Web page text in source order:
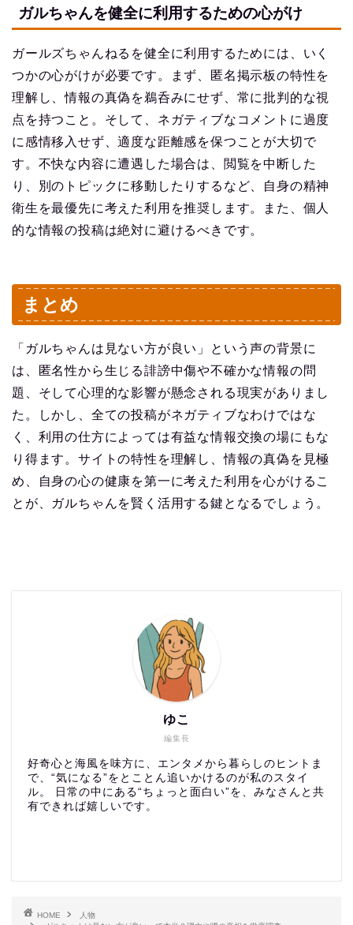
ガルちゃんを健全に利用するための心がけ
ガールズちゃんねるを健全に利用するためには、いく
つかの心がけが必要です。まず、匿名掲示板の特性を
理解し、情報の真偽を鵜呑みにせず、常に批判的な視
点を持つこと。そして、ネガティブなコメントに過度
に感情移入せず、適度な距離感を保つことが大切で
す。不快な内容に遭遇した場合は、閲覧を中断した
り、別のトピックに移動したりするなど、自身の精神
衛生を最優先に考えた利用を推奨します。また、個人
的な情報の投稿は絶対に避けるべきです。
まとめ
「ガルちゃんは見ない方が良い」という声の背景に
は、匿名性から生じる誹謗中傷や不確かな情報の問
題、そして心理的な影響が懸念される現実がありまし
た。しかし、全ての投稿がネガティブなわけではな
く、利用の仕方によっては有益な情報交換の場にもな
り得ます。サイトの特性を理解し、情報の真偽を見極
め、自身の心の健康を第一に考えた利用を心がけるこ
とが、ガルちゃんを賢く活用する鍵となるでしょう。
編集長
ゆこ
好奇心と海風を味方に、エンタメから暮らしのヒントま
で、“気になる”をとことん追いかけるのが私のスタイ
ル。 日常の中にある“ちょっと面白い”を、みなさんと共
有できれば嬉しいです。
HOME
人物